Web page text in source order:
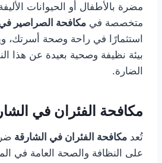
مضرة بالأطفال أو الحيوانات
متخصصة في مكافحة الصراصير
استثمارًا في راحة وصحة
بيئة نظيفة وصحية بعيدة عن هذا
الضارة.
مكافحة الفئران في
تُعد مكافحة الفئران في الشارقة
على النظافة والصحة العامة في